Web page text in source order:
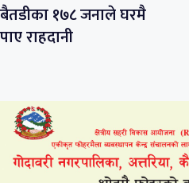
बैतडीका १७८ जनाले घरमै
पाए राहदानी